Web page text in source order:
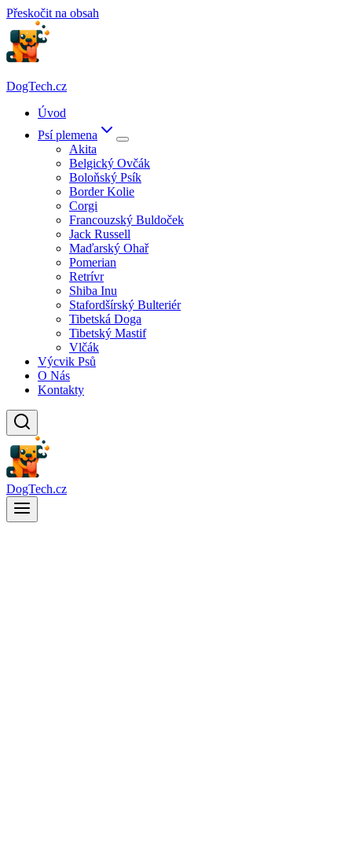
Přeskočit na obsah
DogTech.cz
Úvod
Psí plemena
Akita
Belgický Ovčák
Boloňský Psík
Border Kolie
Corgi
Francouzský Buldoček
Jack Russell
Maďarský Ohař
Pomerian
Retrívr
Shiba Inu
Stafordšírský Bulteriér
Tibetská Doga
Tibetský Mastif
Vlčák
Výcvik Psů
O Nás
Kontakty
DogTech.cz